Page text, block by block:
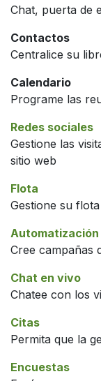
Chat, puerta de
Contactos
Centralice su
Calendario
Programe las
Redes sociales
Gestione las
sitio web
Flota
Gestione su
Cree campañas
Chat en vivo
Chatee con los
Citas
Permita que la
Encuestas